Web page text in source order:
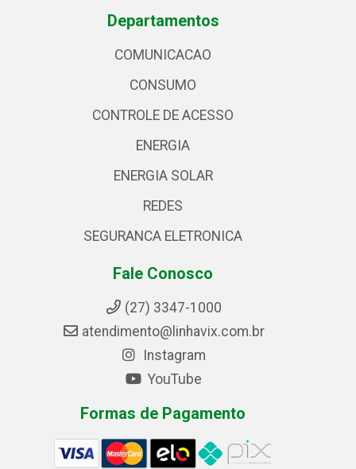
Departamentos
COMUNICACAO
CONSUMO
CONTROLE DE ACESSO
ENERGIA
ENERGIA SOLAR
REDES
SEGURANCA ELETRONICA
Fale Conosco
(27) 3347-1000
atendimento@linhavix.com.br
Instagram
YouTube
Formas de Pagamento